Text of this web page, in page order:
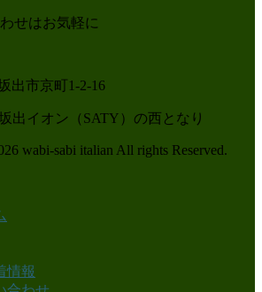
せはお気軽に
出市京町1-2-16
出イオン（SATY）の西となり
wabi-sabi italian All rights Reserved.
情報